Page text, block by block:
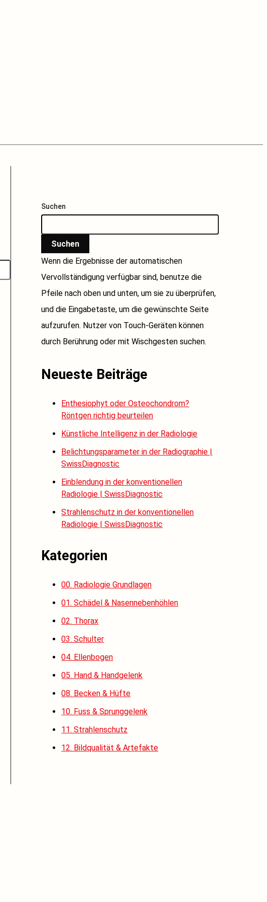
Suchen
Suchen
Wenn die Ergebnisse der automatischen
Vervollständigung verfügbar sind, benutze die
Pfeile nach oben und unten, um sie zu überprüfen,
und die Eingabetaste, um die gewünschte Seite
aufzurufen. Nutzer von Touch-Geräten können
durch Berührung oder mit Wischgesten suchen.
Neueste Beiträge
Enthesiophyt oder Osteochondrom?
Röntgen richtig beurteilen
Künstliche Intelligenz in der Radiologie
Belichtungsparameter in der Radiographie |
SwissDiagnostic
Einblendung in der konventionellen
Radiologie | SwissDiagnostic
Strahlenschutz in der konventionellen
Radiologie | SwissDiagnostic
Kategorien
00. Radiologie Grundlagen
01. Schädel & Nasennebenhöhlen
02. Thorax
03. Schulter
04. Ellenbogen
05. Hand & Handgelenk
08. Becken & Hüfte
10. Fuss & Sprunggelenk
11. Strahlenschutz
12. Bildqualität & Artefakte